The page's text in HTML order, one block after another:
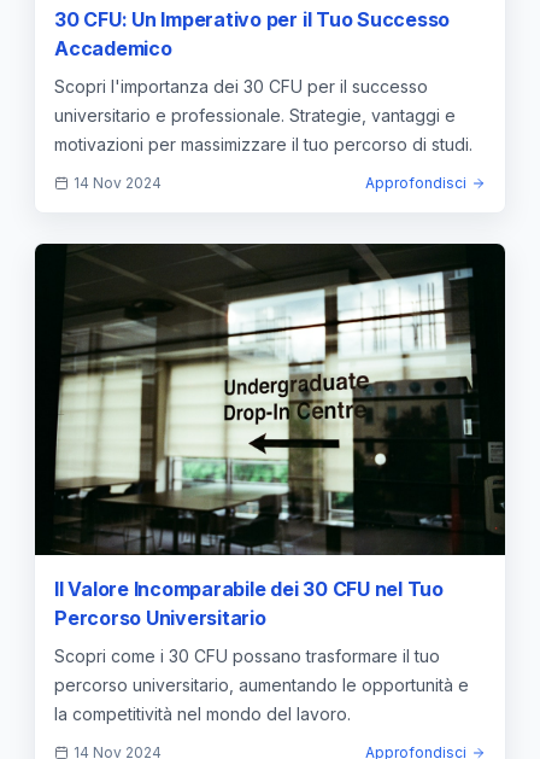
30 CFU: Un Imperativo per il Tuo Successo
Accademico
Scopri l'importanza dei 30 CFU per il successo
universitario e professionale. Strategie, vantaggi e
motivazioni per massimizzare il tuo percorso di studi.
14 Nov 2024 Approfondisci
Il Valore Incomparabile dei 30 CFU nel Tuo
Percorso Universitario
Scopri come i 30 CFU possano trasformare il tuo
percorso universitario, aumentando le opportunità e
la competitività nel mondo del lavoro.
14 Nov 2024 Approfondisci